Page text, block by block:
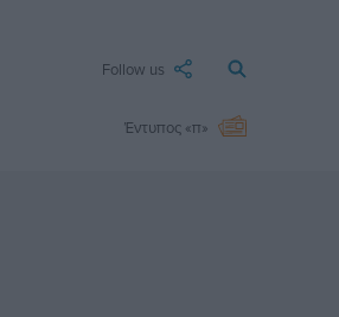
Follow us
Έντυπος «π»